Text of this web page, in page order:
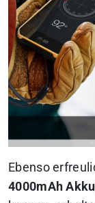
Ebenso
4000mAh Akku